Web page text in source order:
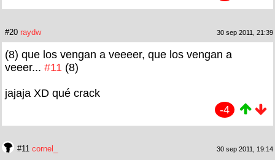
#20 raydw 30 sep 2011, 21:39
(8) que los vengan a veeeer, que los vengan a
veeer... #11 (8)
jajaja XD qué crack
-4
#11 cornel_ 30 sep 2011, 19:14